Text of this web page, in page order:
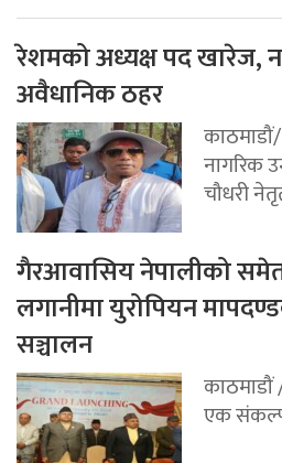
रेशमको अध्यक्ष पद खारेज,
अवैधानिक ठहर
नागरिक
चौधरी
गैरआवासिय नेपालीको
लगानीमा युरोपियन
सञ्चालन
काठमाडौं
एक संकल्प